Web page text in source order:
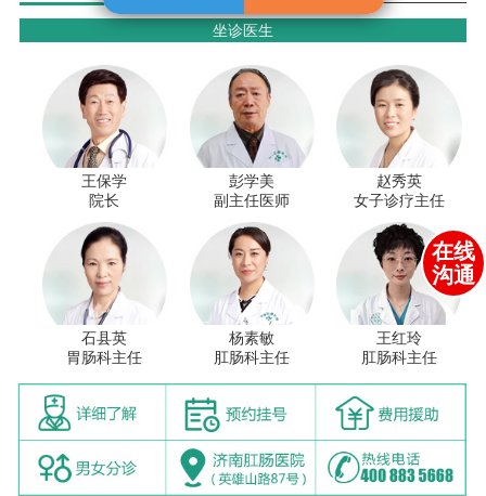
坐诊医生
王保学
院长
彭学美
副主任医师
赵秀英
女子诊疗主任
石县英
胃肠科主任
杨素敏
肛肠科主任
王红玲
肛肠科主任
在线
沟通